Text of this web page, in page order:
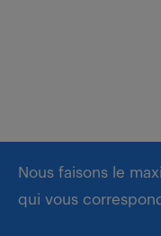
Nous faisons le
qui vous